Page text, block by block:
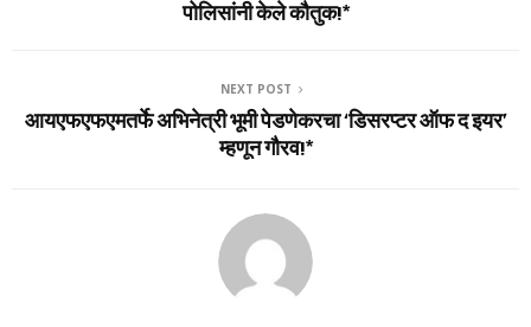
पोलिसांनी केले कौतुक!*
NEXT POST
आयएफएफएमतर्फे अभिनेत्री भूमी पेडणेकरचा ‘डिसरप्टर ऑफ द इयर’
म्हणून गौरव!*